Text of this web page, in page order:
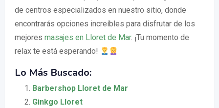
de centros especializados en nuestro sitio, donde
encontrarás opciones increíbles para disfrutar de los
mejores masajes en Lloret de Mar. ¡Tu momento de
relax te está esperando!
Lo Más Buscado:
Barbershop Lloret de Mar
Ginkgo Lloret